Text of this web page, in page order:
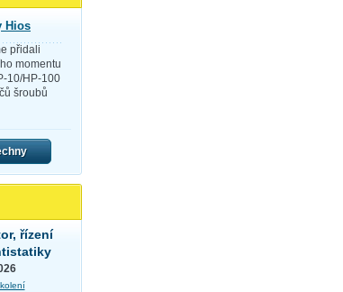
Hios
přidali
momentu
10/HP-100
šroubů
řízení